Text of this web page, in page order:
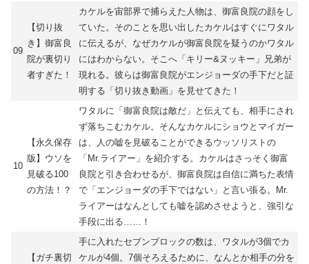
09
【切り抜
き】御富良
院が裏切り
者すぎた！
カケルを宙部界で捕らえた人物は、御富良院の顔をし
ていた。そのことを思い出したカケルはすぐにワタル
に伝えるが、なぜカケルが御富良院を疑うのかワタル
にはわからない。そこへ「キリー&ヌッキー」兄弟が
現れる。彼らは御富良院がエンジョーダの手下だと証
明する「切り抜き動画」を見せてきた！
10
【永久保存
版】ウソを
見破る100
の方法！？
ワタルに「御富良院は敵だ」と伝えても、相手にされ
ず落ちこむカケル。そんなカケルにショウとマイガー
は、人の嘘を見破ることができるウッソリストの
「Mr.ライアー」を紹介する。カケルはさっそく御富
良院と引き合わせるが、御富良院は自信に満ちた表情
で「エンジョーダの手下ではない」と言い張る。Mr.
ライアーはなんとしても嘘を認めさせようと、強引な
手段に出る……！
【ガチ裏切
手に入れたセブンブロックの数は、ワタルが3個でカ
ケルが4個。7個そろえるために、なんとか相手の分を